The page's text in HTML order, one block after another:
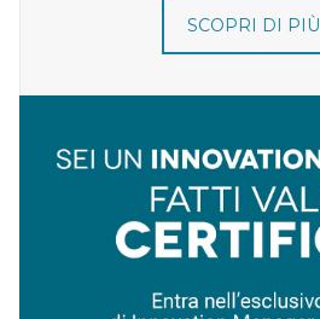
SCOPRI DI PIÙ